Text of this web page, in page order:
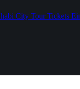
City Tour Tickets